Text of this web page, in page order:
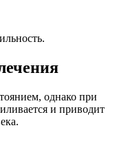
однако при
и приводит